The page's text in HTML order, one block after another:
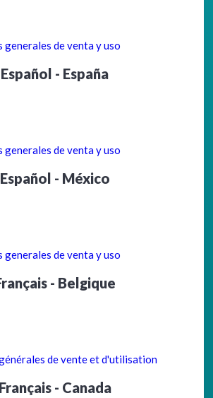
generales de venta y uso
Español - España
generales de venta y uso
Español - México
generales de venta y uso
- Belgique
de vente et d'utilisation
Français - Canada